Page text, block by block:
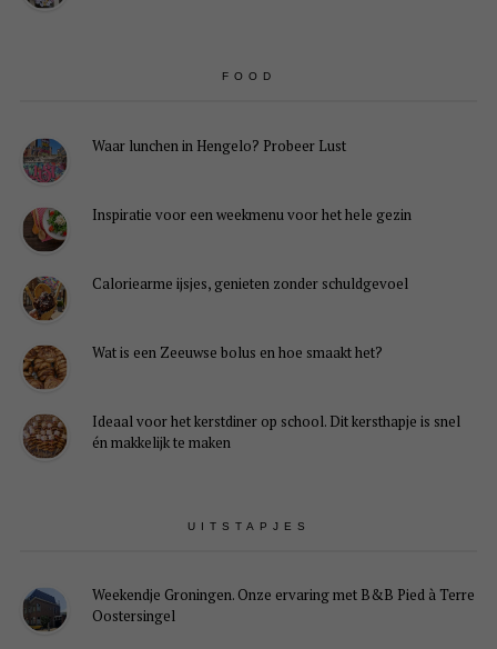
FOOD
Waar lunchen in Hengelo? Probeer Lust
Inspiratie voor een weekmenu voor het hele gezin
Caloriearme ijsjes, genieten zonder schuldgevoel
Wat is een Zeeuwse bolus en hoe smaakt het?
Ideaal voor het kerstdiner op school. Dit kersthapje is snel
én makkelijk te maken
UITSTAPJES
Weekendje Groningen. Onze ervaring met B&B Pied à Terre
Oostersingel